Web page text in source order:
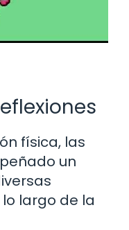
física, las
un
largo de la